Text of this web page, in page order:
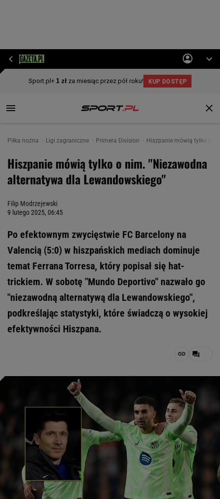
Piłka nożna Ligi zagraniczne Primera Division Hiszpanie mówią tylko o
Hiszpanie mówią tylko o nim. "Niezawodna
alternatywa dla Lewandowskiego"
Filip Modrzejewski
9 lutego 2025, 06:45
Po efektownym zwycięstwie FC Barcelony na
Valencią (5:0) w hiszpańskich mediach dominuje
temat Ferrana Torresa, który popisał się hat-
trickiem. W sobotę "Mundo Deportivo" nazwało go
"niezawodną alternatywą dla Lewandowskiego",
podkreślając statystyki, które świadczą o wysokiej
efektywności Hiszpana.